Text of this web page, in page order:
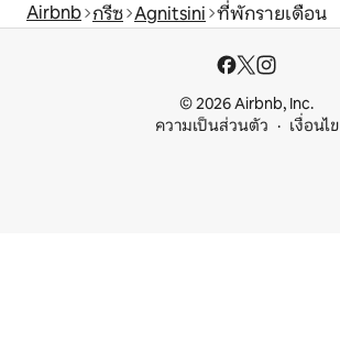
Airbnb กรีซ Agnitsini ที่พักรายเดือน
© 2026 Airbnb, Inc.
ความเป็นส่วนตัว
เงื่อนไข